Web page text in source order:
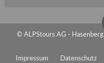
© ALPStours AG -
Impressum Datenschutz